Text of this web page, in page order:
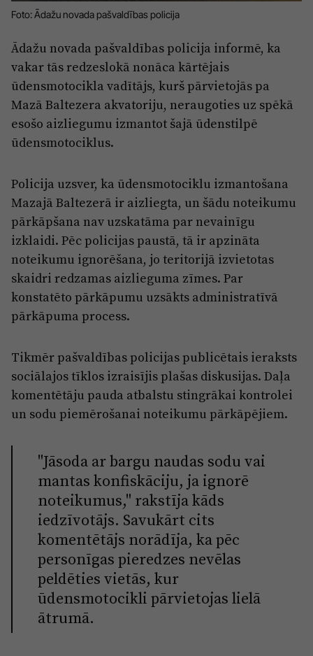
Olaine
Ropaži
Salaspils
Saulkrasti
Sigulda
Jūrmala
Iedvesmai nav vecuma
Vide
Kodols
Kontakti
Reklāma
Privātuma politika
Ētikas kodekss
Lietošanas noteikumi
Pārredzamības paziņojumi
Foto: Ādažu novada pašvaldības policija
Ādažu novada pašvaldības policija informē, ka
vakar tās redzeslokā nonāca kārtējais
ūdensmotocikla vadītājs, kurš pārvietojās pa
Mazā Baltezera akvatoriju, neraugoties uz spēkā
esošo aizliegumu izmantot šajā ūdenstilpē
ūdensmotociklus.
Policija uzsver, ka ūdensmotociklu izmantošana
Mazajā Baltezerā ir aizliegta, un šādu noteikumu
pārkāpšana nav uzskatāma par nevainīgu
izklaidi. Pēc policijas paustā, tā ir apzināta
noteikumu ignorēšana, jo teritorijā izvietotas
skaidri redzamas aizlieguma zīmes. Par
konstatēto pārkāpumu uzsākts administratīvā
pārkāpuma process.
Tikmēr pašvaldības policijas publicētais ieraksts
sociālajos tīklos izraisījis plašas diskusijas. Daļa
komentētāju pauda atbalstu stingrākai kontrolei
un sodu piemērošanai noteikumu pārkāpējiem.
"Jāsoda ar bargu naudas sodu vai
mantas konfiskāciju, ja ignorē
noteikumus," rakstīja kāds
iedzīvotājs. Savukārt cits
komentētājs norādīja, ka pēc
personīgas pieredzes nevēlas
peldēties vietās, kur
ūdensmotocikli pārvietojas lielā
ātrumā.